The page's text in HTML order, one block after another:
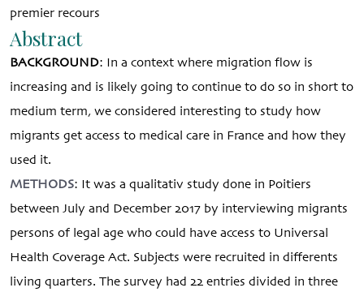
premier recours
Abstract
BACKGROUND: In a context where migration flow is
increasing and is likely going to continue to do so in short to
medium term, we considered interesting to study how
migrants get access to medical care in France and how they
used it.
METHODS: It was a qualitativ study done in Poitiers
between July and December 2017 by interviewing migrants
persons of legal age who could have access to Universal
Health Coverage Act. Subjects were recruited in differents
living quarters. The survey had 22 entries divided in three